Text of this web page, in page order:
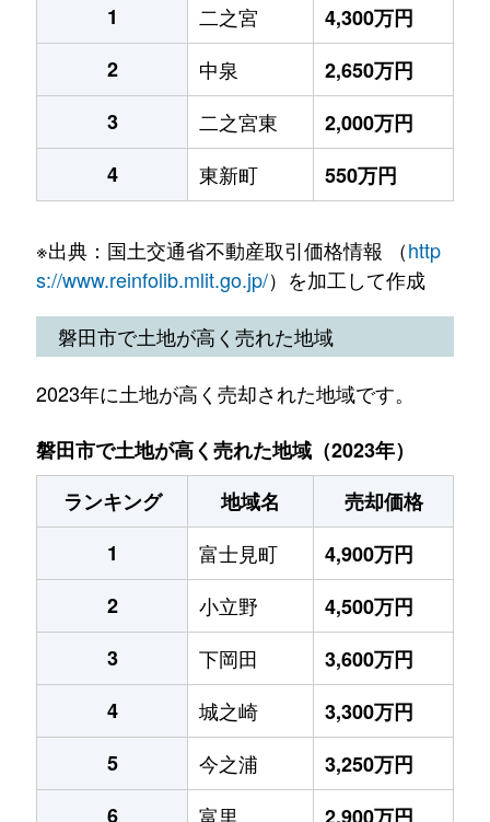
1
二之宮
4,300万円
2
中泉
2,650万円
3
二之宮東
2,000万円
4
東新町 550万円
※出典：国土交通省不動産取引価格情報 （http
s://www.reinfolib.mlit.go.jp/）を加工して作成
磐田市で土地が高く売れた地域
2023年に土地が高く売却された地域です。
磐田市で土地が高く売れた地域（2023年）
ランキング
地域名
売却価格
1
富士見町
4,900万円
2
小立野
4,500万円
3
下岡田
3,600万円
4
城之崎
3,300万円
5
今之浦
3,250万円
6
富里